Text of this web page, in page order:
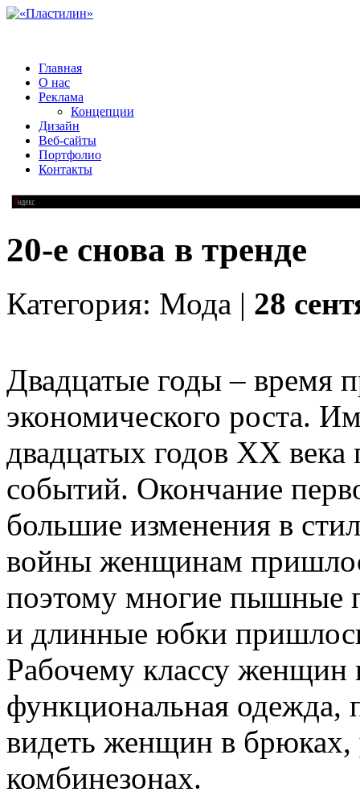
Главная
О нас
Реклама
Концепции
Дизайн
Веб-сайты
Портфолио
Контакты
20-е снова в тренде
Категория: Мода | 28
Двадцатые годы – время
экономического роста.
двадцатых годов XX
событий. Окончание
большие изменения в
войны женщинам
поэтому многие пышные
и длинные юбки
Рабочему классу женщин
функциональная
видеть женщин в
комбинезонах.